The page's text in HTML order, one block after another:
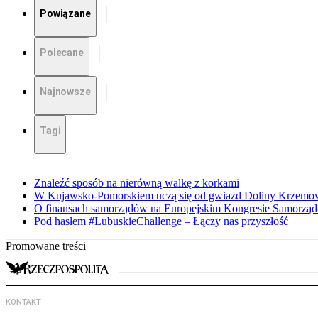
Powiązane
Polecane
Najnowsze
Tagi
Znaleźć sposób na nierówną walkę z korkami
W Kujawsko-Pomorskiem uczą się od gwiazd Doliny
O finansach samorządów na Europejskim Kongresie
Pod hasłem #LubuskieChallenge – Łączy nas przyszłość
Promowane treści
KONTAKT